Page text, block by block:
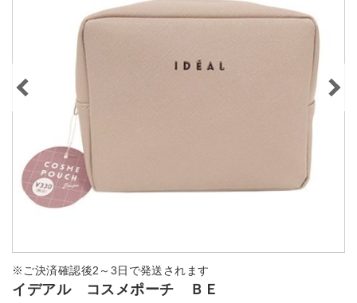
※ご決済確認後2～3日で発送されます
イデアル コスメポーチ ＢＥ